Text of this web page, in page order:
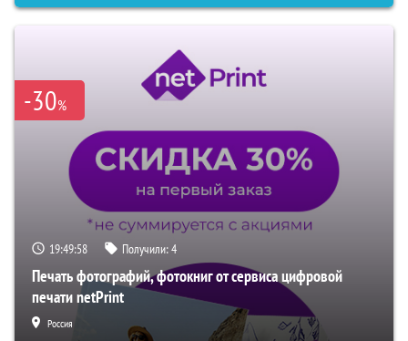
-30%
19:49:57 Получили:4
Печать фотографий, фотокниг от сервиса цифровой
печати netPrint
Россия